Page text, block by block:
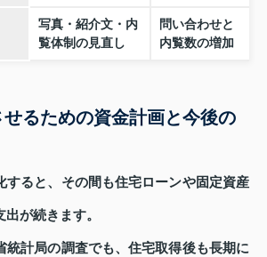
写真・紹介文・内
覧体制の見直し
問い合わせと
内覧数の増加
るための資金計画と今後の
すると、その間も住宅ローンや固定資産
が続きます。
統計局の調査でも、住宅取得後も長期に